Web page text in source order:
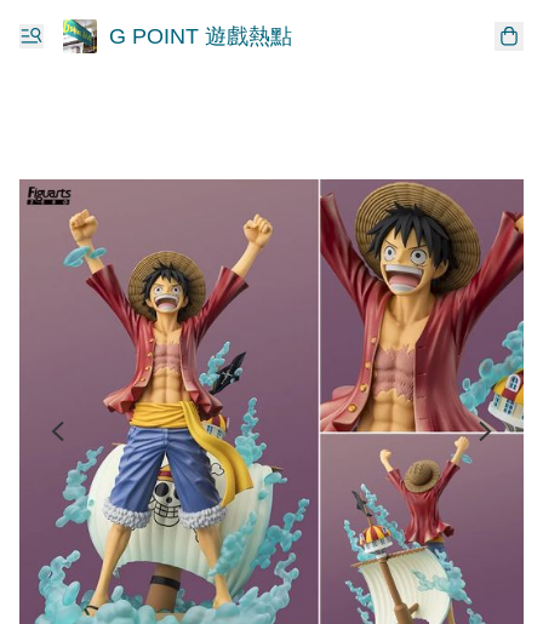
G POINT 遊戲熱點